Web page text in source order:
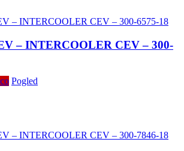
– INTERCOOLER CEV – 300-
Pogled